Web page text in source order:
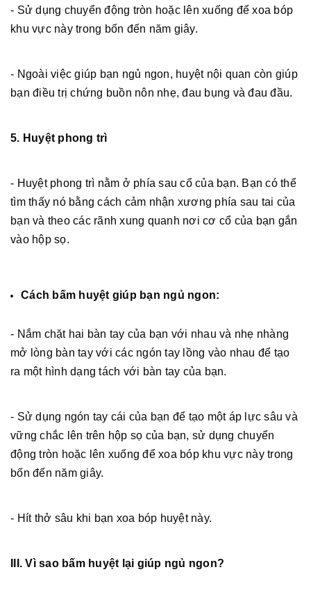
- Sử dụng chuyển động tròn hoặc lên xuống để xoa bóp
khu vực này trong bốn đến năm giây.
- Ngoài việc giúp bạn ngủ ngon, huyệt nội quan còn giúp
bạn điều trị chứng buồn nôn nhẹ, đau bụng và đau đầu.
5. Huyệt phong trì
- Huyệt phong trì nằm ở phía sau cổ của bạn. Bạn có thể
tìm thấy nó bằng cách cảm nhận xương phía sau tai của
bạn và theo các rãnh xung quanh nơi cơ cổ của bạn gắn
vào hộp sọ.
Cách bấm huyệt giúp bạn ngủ ngon:
- Nắm chặt hai bàn tay của bạn với nhau và nhẹ nhàng
mở lòng bàn tay với các ngón tay lồng vào nhau để tạo
ra một hình dạng tách với bàn tay của bạn.
- Sử dụng ngón tay cái của bạn để tạo một áp lực sâu và
vững chắc lên trên hộp sọ của bạn, sử dụng chuyển
động tròn hoặc lên xuống để xoa bóp khu vực này trong
bốn đến năm giây.
- Hít thở sâu khi bạn xoa bóp huyệt này.
III. Vì sao bấm huyệt lại giúp ngủ ngon?